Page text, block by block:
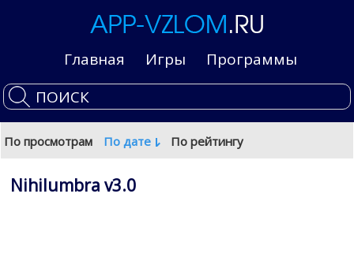
Главная Игры Программы
По просмотрам По дате По рейтингу
Nihilumbra v3.0